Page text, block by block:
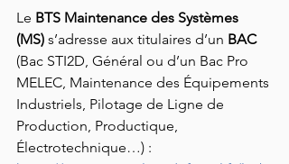
Le BTS Maintenance des Systèmes
(MS) s’adresse aux titulaires d’un BAC
(Bac STI2D, Général ou d’un Bac Pro
MELEC, Maintenance des Équipements
Industriels, Pilotage de Ligne de
Production, Productique,
Électrotechnique…) :